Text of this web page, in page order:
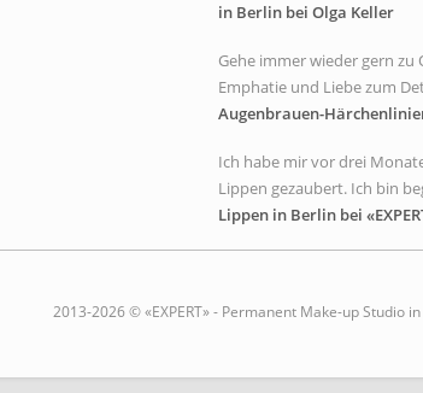
in Berlin bei Olga Keller
Gehe immer wieder gern zu
Emphatie und Liebe zum
Augenbrauen-
Ich habe mir vor drei
Lippen gezaubert. Ich bin
Lippen in Berlin bei
2013-2026 © «EXPERT» - Permanent Make-up Studio